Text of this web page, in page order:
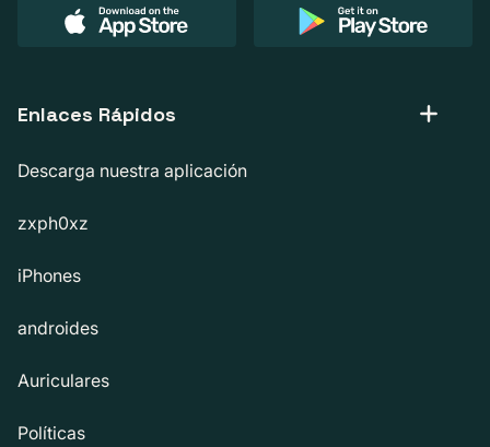
Enlaces Rápidos
Descarga nuestra aplicación
zxph0xz
iPhones
androides
Auriculares
Políticas